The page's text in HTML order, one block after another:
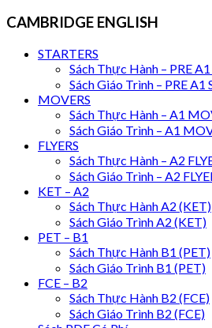
CAMBRIDGE ENGLISH
STARTERS
Sách Thực Hành – PRE
Sách Giáo Trình – PRE A1
MOVERS
Sách Thực Hành – A1
Sách Giáo Trình – A1
FLYERS
Sách Thực Hành – A2
Sách Giáo Trình – A2
KET – A2
Sách Thực Hành A2 (KET)
Sách Giáo Trình A2 (KET)
PET – B1
Sách Thực Hành B1 (PET)
Sách Giáo Trình B1 (PET)
FCE – B2
Sách Thực Hành B2 (FCE)
Sách Giáo Trình B2 (FCE)